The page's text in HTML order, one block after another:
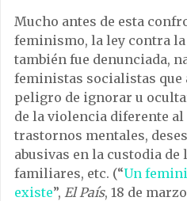
Mucho antes de esta
feminismo, la ley contra
también fue denunciada,
feministas socialistas que
peligro de ignorar u
de la violencia diferente
trastornos mentales,
abusivas en la custodia
familiares, etc. (“Un
existe”, El País, 18 de